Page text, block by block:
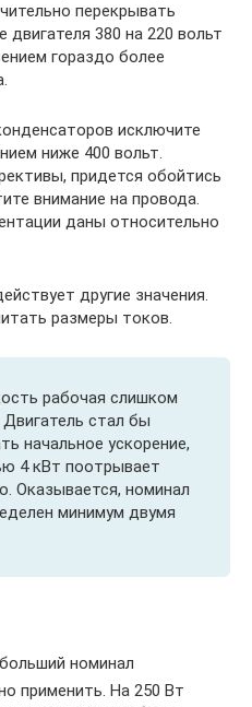
перекрывать
380 на 220 вольт
гораздо более
исключите
ниже 400 вольт.
придется обойтись
внимание на провода.
даны относительно
другие значения.
размеры токов.
рабочая слишком
Двигатель стал бы
начальное ускорение,
4 кВт поотрывает
Оказывается, номинал
минимум двумя
номинал
применить. На 250 Вт